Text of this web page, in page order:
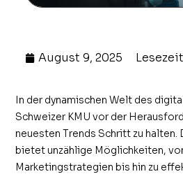
August 9, 2025
In der dynamischen Welt des
Schweizer KMU vor der
neuesten Trends Schritt zu
bietet unzählige Möglichkeiten,
Marketingstrategien bis hin zu